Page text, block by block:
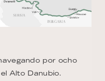
por ocho
Alto Danubio.